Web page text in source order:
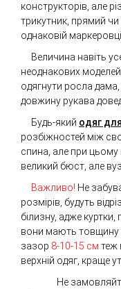
конструкторів, але
трикутник, прямий
однаковій
Величина навіть
неоднакових
одягнути росла
довжину рукава
Будь-який одяг
розбіжностей між
спина, але при цьому
великий бюст, але
Важливо! Не
розмірів, будуть
білизну, адже куртки,
вони мають товщину
зазор 8-10-15 см теж
верхній одяг, краще
Не